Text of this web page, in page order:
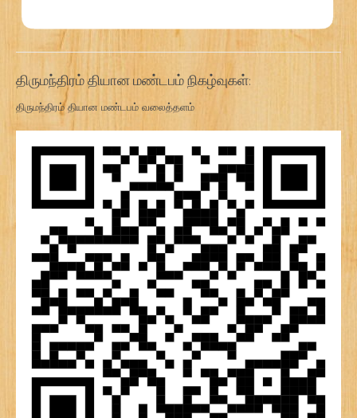
திருமந்திரம் தியான மண்டபம் நிகழ்வுகள்:
திருமந்திரம் தியான மண்டபம் வலைத்தளம்